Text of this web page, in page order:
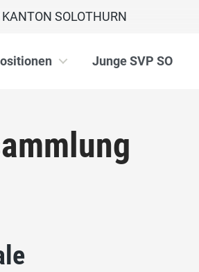
SOLOTHURN
Junge SVP SO